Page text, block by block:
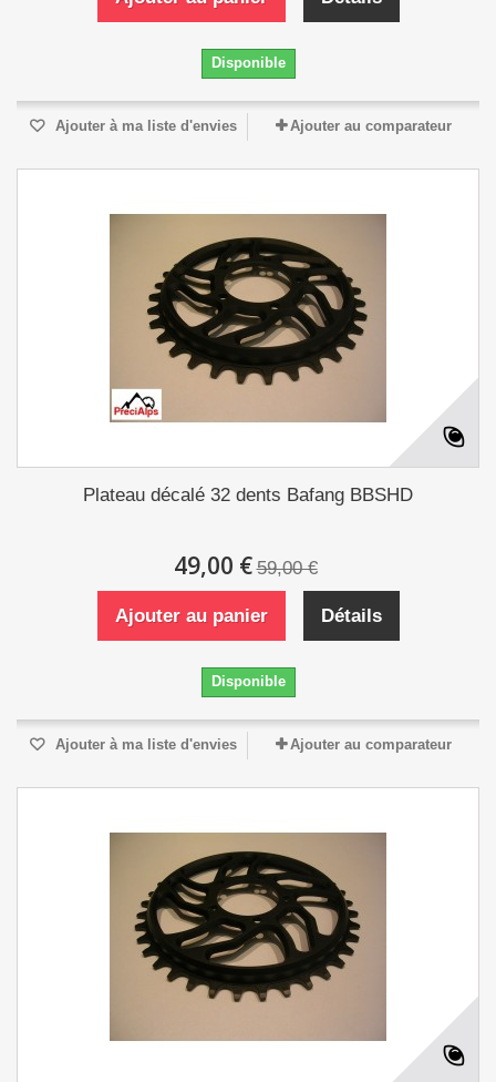
Disponible
Ajouter à ma liste d'envies Ajouter au comparateur
Plateau décalé 32 dents Bafang BBSHD
49,00 € 59,00 €
Ajouter au panier Détails
Disponible
Ajouter à ma liste d'envies Ajouter au comparateur